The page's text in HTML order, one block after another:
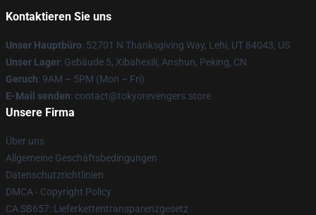
Kontaktieren Sie uns
Unser Hauptbüro: 52701 N Thanksgiving Way, Lehi, UT 84043, US
Unser Lager: Gebäude 5, Xibahexili, Anshun, Peking, CN
Geruch: 9AM – 5PM (Mon – Fri)
E-Mail senden: contact@tokyorevengers.store
Unsere Firma
Über uns
Allgemeine Geschäftsbedingungen
Datenschutzrichtlinien
DMCA - Copyright Policy
CA SB657: Lieferkettentransparenzgesetz